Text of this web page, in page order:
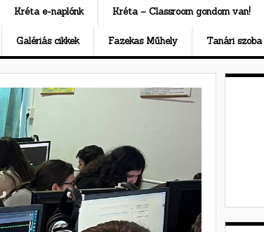
Kréta e-naplónk Kréta – Classroom gondom van!
Galériás cikkek Fazekas Műhely Tanári szoba